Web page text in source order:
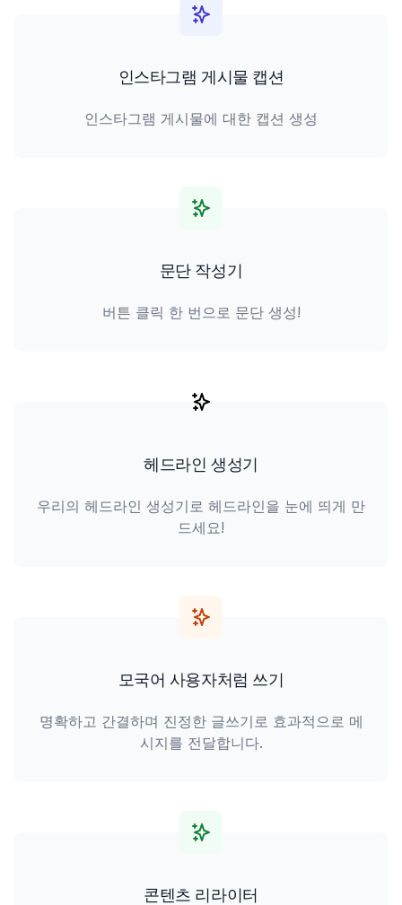
인스타그램 게시물 캡션
인스타그램 게시물에 대한 캡션 생성
문단 작성기
버튼 클릭 한 번으로 문단 생성!
헤드라인 생성기
우리의 헤드라인 생성기로 헤드라인을 눈에 띄게 만
드세요!
모국어 사용자처럼 쓰기
명확하고 간결하며 진정한 글쓰기로 효과적으로 메
시지를 전달합니다.
콘텐츠 리라이터